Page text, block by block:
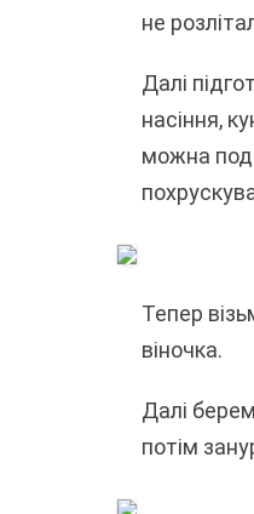
не
Далі
насіння,
можна
Тепер
віночка.
Далі
потім